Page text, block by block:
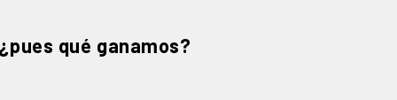
qué ganamos?